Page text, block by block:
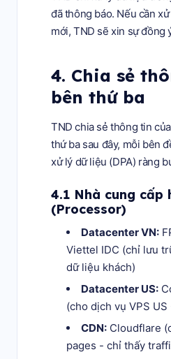
đã thông báo. Nếu cần
mới, TND sẽ xin sự đồng
4. Chia sẻ
bên thứ ba
TND chia sẻ thông tin
thứ ba sau đây, mỗi bên
xử lý dữ liệu (DPA) ràng
4.1 Nhà cung cấp
(Processor)
Datacenter VN:
Viettel IDC (chỉ lưu
dữ liệu khách)
Datacenter US:
(cho dịch vụ VPS
CDN: Cloudflare
pages - chỉ thấy